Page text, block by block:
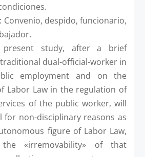
Convenio, despido, funcionario,
present study, after a brief
dual-official-worker in
employment and on the
Labor Law in the regulation of
of the public worker, will
for non-disciplinary reasons as
figure of Labor Law,
«irremovability» of that